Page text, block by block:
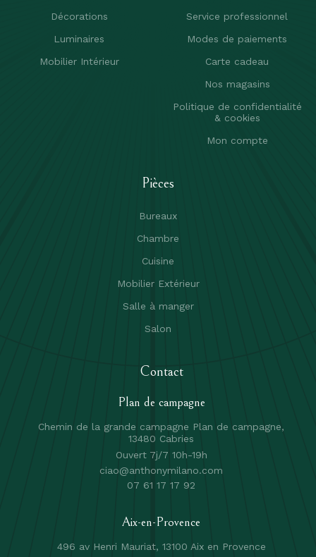
Décorations
Luminaires
Mobilier Intérieur
Service professionnel
Modes de paiements
Carte cadeau
Nos magasins
Politique de confidentialité
& cookies
Mon compte
Pièces
Bureaux
Chambre
Cuisine
Mobilier Extérieur
Salle à manger
Salon
Contact
Plan de campagne
Chemin de la grande campagne Plan de campagne,
13480 Cabries
Ouvert 7j/7 10h-19h
ciao@anthonymilano.com
07 61 17 17 92
Aix-en-Provence
496 av Henri Mauriat, 13100 Aix en Provence